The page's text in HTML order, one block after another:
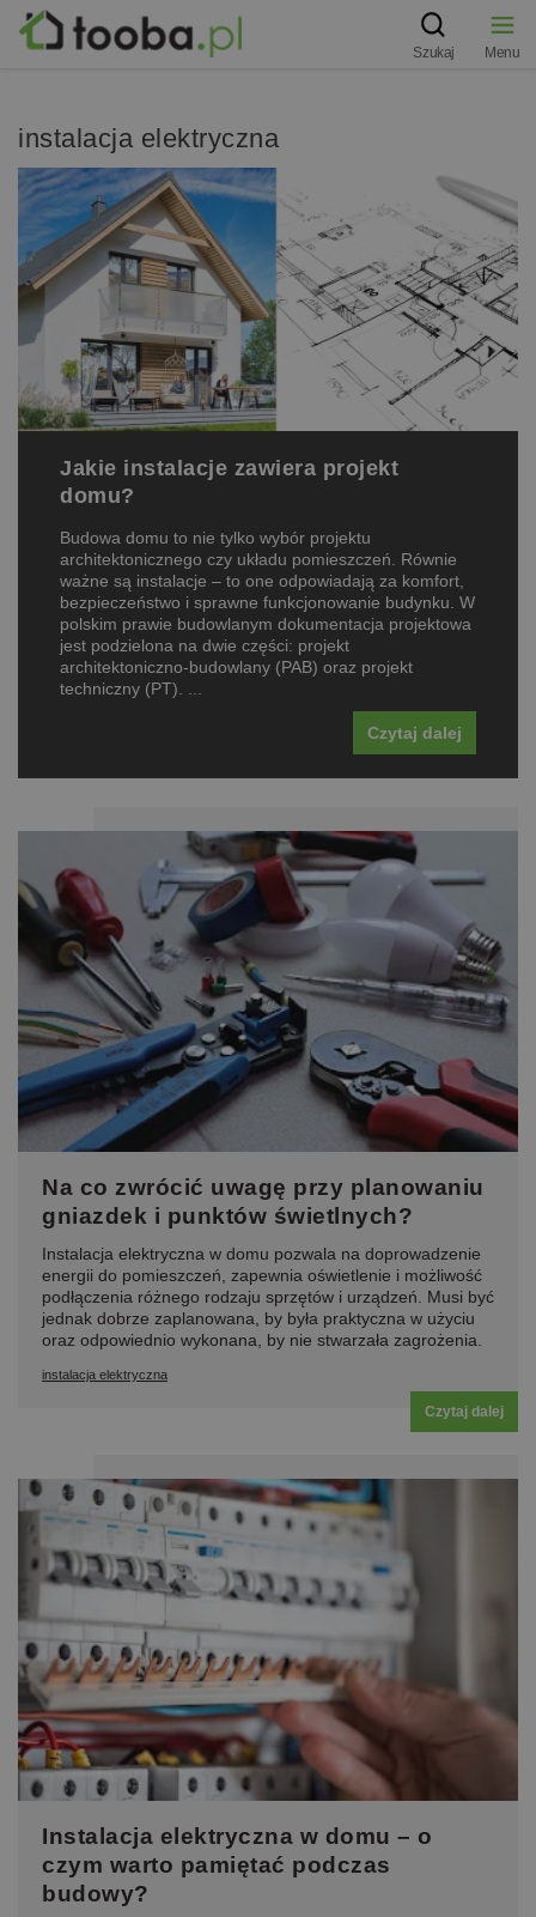
Szukaj Menu
instalacja elektryczna
Jakie instalacje zawiera projekt
domu?
Budowa domu to nie tylko wybór projektu
architektonicznego czy układu pomieszczeń. Równie
ważne są instalacje – to one odpowiadają za komfort,
bezpieczeństwo i sprawne funkcjonowanie budynku. W
polskim prawie budowlanym dokumentacja projektowa
jest podzielona na dwie części: projekt
architektoniczno-budowlany (PAB) oraz projekt
techniczny (PT). ...
Czytaj dalej
Na co zwrócić uwagę przy planowaniu
gniazdek i punktów świetlnych?
Instalacja elektryczna w domu pozwala na doprowadzenie
energii do pomieszczeń, zapewnia oświetlenie i możliwość
podłączenia różnego rodzaju sprzętów i urządzeń. Musi być
jednak dobrze zaplanowana, by była praktyczna w użyciu
oraz odpowiednio wykonana, by nie stwarzała zagrożenia.
instalacja elektryczna
Czytaj dalej
Instalacja elektryczna w domu – o
czym warto pamiętać podczas
budowy?